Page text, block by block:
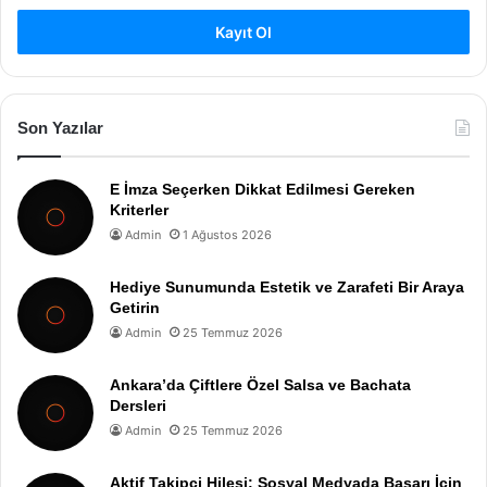
Kayıt Ol
Son Yazılar
E İmza Seçerken Dikkat Edilmesi Gereken
Kriterler
Admin 1 Ağustos 2026
Hediye Sunumunda Estetik ve Zarafeti Bir Araya
Getirin
Admin 25 Temmuz 2026
Ankara’da Çiftlere Özel Salsa ve Bachata
Dersleri
Admin 25 Temmuz 2026
Aktif Takipçi Hilesi: Sosyal Medyada Başarı İçin